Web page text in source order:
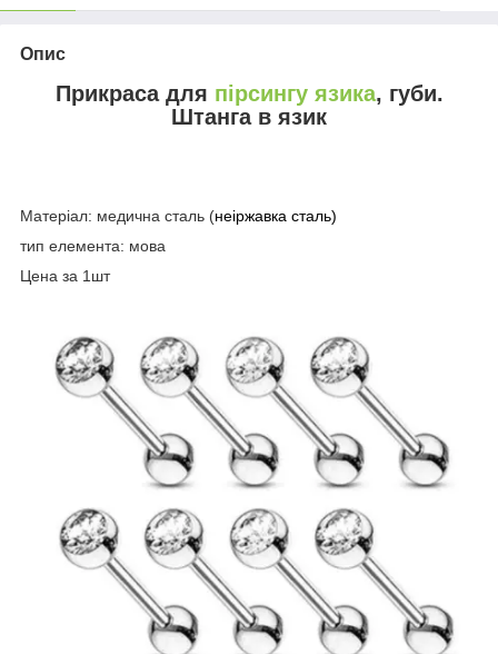
Опис
Прикраса для пірсингу язика, губи.
Штанга в язик
Матеріал: медична сталь (неіржавка сталь)
тип елемента: мова
Цена за 1шт